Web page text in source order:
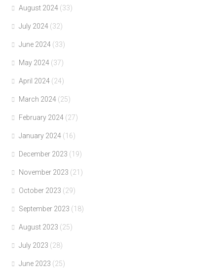
August 2024 (33)
July 2024 (32)
June 2024 (33)
May 2024 (37)
April 2024 (24)
March 2024 (25)
February 2024 (27)
January 2024 (16)
December 2023 (19)
November 2023 (21)
October 2023 (29)
September 2023 (18)
August 2023 (25)
July 2023 (28)
June 2023 (25)